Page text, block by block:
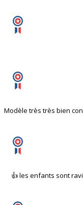
Modèle très très bien
👍 les enfants sont